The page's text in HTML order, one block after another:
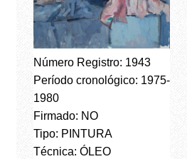
Número Registro: 1943
Período cronológico: 1975-
1980
Firmado: NO
Tipo: PINTURA
Técnica: ÓLEO